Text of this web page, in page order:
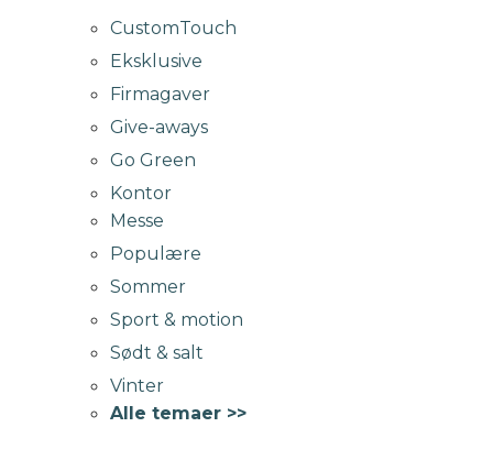
CustomTouch
Eksklusive
Firmagaver
Give-aways
Go Green
Kontor
Messe
Populære
Sommer
Sport & motion
Sødt & salt
Vinter
Alle temaer >>